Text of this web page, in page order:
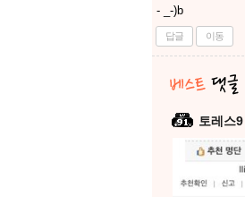
- _-)b
답글 이동
토레스9